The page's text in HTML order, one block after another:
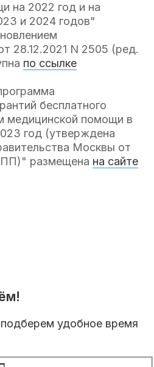
на 2022 год и на
и 2024 годов"
28.12.2021 N 2505 (ред.
по ссылке
бесплатного
медицинской помощи в
год (утверждена
Москвы от
размещена на сайте
удобное время